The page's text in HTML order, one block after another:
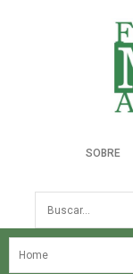
SOBRE
Busca
NOSSA HISTÓRIA